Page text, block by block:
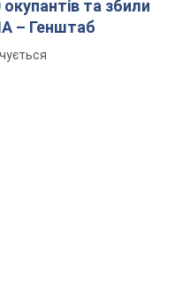
та збили
– Генштаб